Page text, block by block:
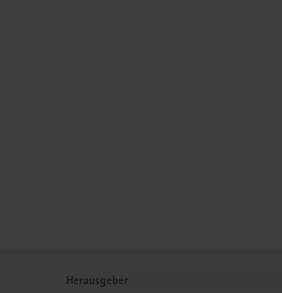
Herausgeber